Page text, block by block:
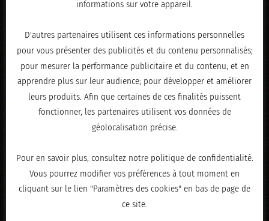
informations sur votre appareil.
D'autres partenaires utilisent ces informations personnelles
pour vous présenter des publicités et du contenu personnalisés;
pour mesurer la performance publicitaire et du contenu, et en
apprendre plus sur leur audience; pour développer et améliorer
leurs produits. Afin que certaines de ces finalités puissent
fonctionner, les partenaires utilisent vos données de
géolocalisation précise.
Pour en savoir plus, consultez notre politique de confidentialité.
Vous pourrez modifier vos préférences à tout moment en
cliquant sur le lien "Paramètres des cookies" en bas de page de
ce site.